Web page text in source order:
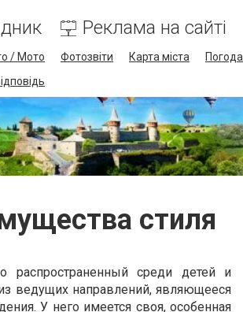
Реклама на сайті
/ Мото Фотозвіти Карта міста
Погода
стиля
распространенный среди детей и
ведущих направлений, являющееся
У него имеется своя, особенная